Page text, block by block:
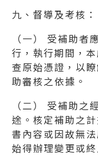
九、督導及考核：
（一） 受補助者
行，執行期間，
查原始憑證，以
助審核之依據。
（二） 受補助之
途。核定補助之
書內容或因故無
始得辦理變更或終